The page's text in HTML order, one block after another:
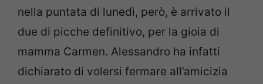
nella puntata di lunedì, però, è arrivato il
due di picche definitivo, per la gioia di
mamma Carmen. Alessandro ha infatti
dichiarato di volersi fermare all’amicizia